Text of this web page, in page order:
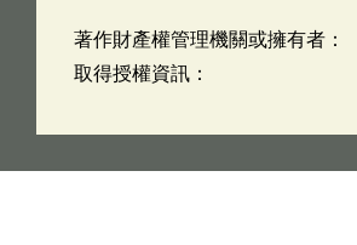
著作財產權管理機關或擁有者：
取得授權資訊：